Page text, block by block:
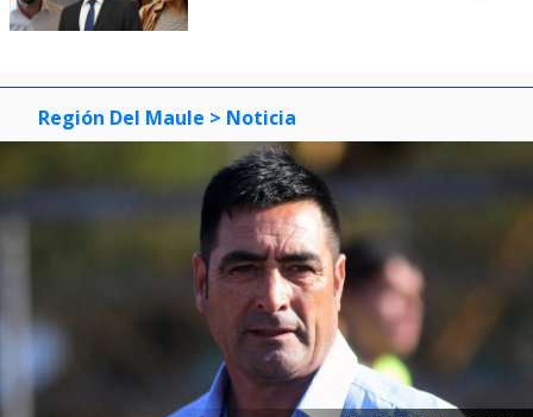
Región Del Maule > Noticia